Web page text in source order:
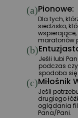
(a)Pionowe:
Dla tych,
siedzisko,
maratonów
(b)
Jeśli lubi
podczas
spodoba się
(c)Miłośnik
Jeśli
drugiego
oglądania
Pana/Pani.